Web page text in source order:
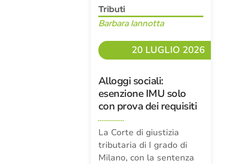
Tributi
Barbara Iannotta
20 LUGLIO 2026
Alloggi sociali:
esenzione IMU solo
con prova dei requisiti
La Corte di giustizia
tributaria di I grado di
Milano, con la sentenza